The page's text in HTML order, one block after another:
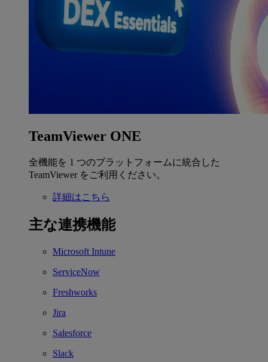
TeamViewer ONE
全機能を 1 つのプラットフォームに統合した
TeamViewer をご利用ください。
詳細はこちら
主な連携機能
Microsoft Intune
ServiceNow
Freshworks
Jira
Salesforce
Slack